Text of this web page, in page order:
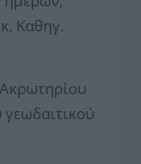
Καθηγ.